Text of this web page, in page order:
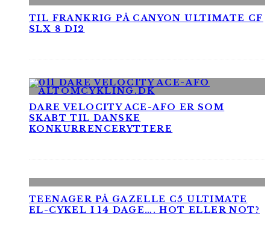
TIL FRANKRIG PÅ CANYON ULTIMATE CF
SLX 8 DI2
DARE VELOCITY ACE-AFO ER SOM
SKABT TIL DANSKE
KONKURRENCERYTTERE
TEENAGER PÅ GAZELLE C5 ULTIMATE
EL-CYKEL I 14 DAGE…. HOT ELLER NOT?